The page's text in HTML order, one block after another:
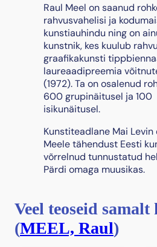
Raul Meel on saanud
rahvusvahelisi ja
kunstiauhindu ning on
kunstnik, kes kuulub
graafikakunsti
laureaadipreemia
(1972). Ta on osalenud
600 grupinäitusel ja 100
isikunäitusel.
Kunstiteadlane Mai Levin
Meele tähendust Eesti
võrrelnud tunnustatud
Pärdi omaga muusikas.
Veel teoseid
(MEEL, Raul)